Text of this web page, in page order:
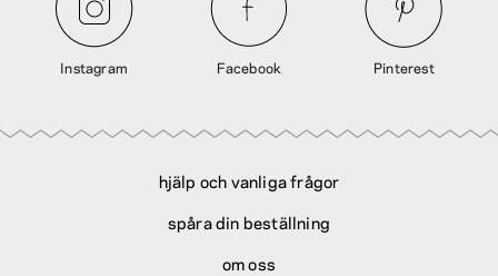
Instagram Facebook Pinterest
hjälp och vanliga frågor
spåra din beställning
om oss